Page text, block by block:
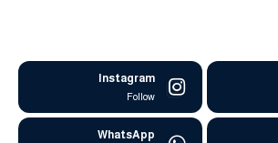
Instagram
Follow
WhatsApp